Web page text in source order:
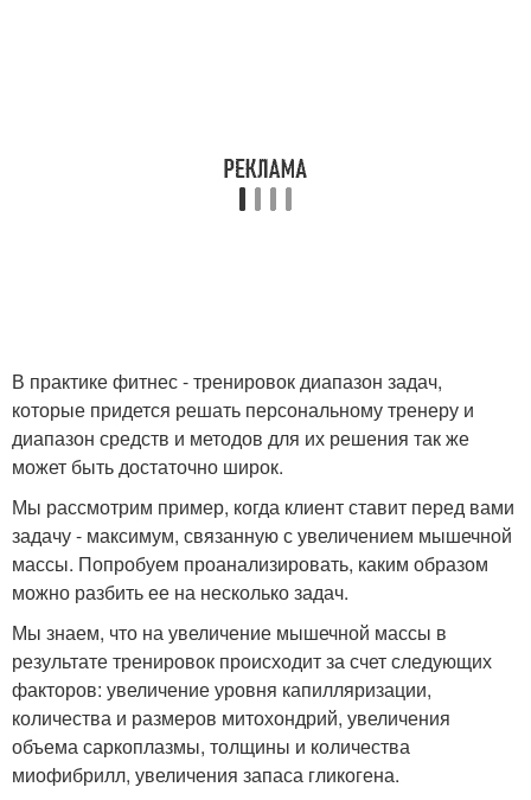
В практике фитнес - тренировок диапазон задач,
которые придется решать персональному тренеру и
диапазон средств и методов для их решения так же
может быть достаточно широк.
Мы рассмотрим пример, когда клиент ставит перед вами
задачу - максимум, связанную с увеличением мышечной
массы. Попробуем проанализировать, каким образом
можно разбить ее на несколько задач.
Мы знаем, что на увеличение мышечной массы в
результате тренировок происходит за счет следующих
факторов: увеличение уровня капилляризации,
количества и размеров митохондрий, увеличения
объема саркоплазмы, толщины и количества
миофибрилл, увеличения запаса гликогена.